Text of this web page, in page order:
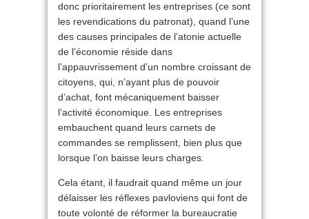
donc prioritairement les entreprises (ce sont
les revendications du patronat), quand l’une
des causes principales de l’atonie actuelle
de l’économie réside dans
l’appauvrissement d’un nombre croissant de
citoyens, qui, n’ayant plus de pouvoir
d’achat, font mécaniquement baisser
l’activité économique. Les entreprises
embauchent quand leurs carnets de
commandes se remplissent, bien plus que
lorsque l’on baisse leurs charges.
Cela étant, il faudrait quand même un jour
délaisser les réflexes pavloviens qui font de
toute volonté de réformer la bureaucratie